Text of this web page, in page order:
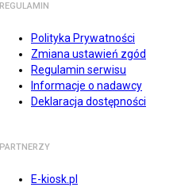
REGULAMIN
Polityka Prywatności
Zmiana ustawień zgód
Regulamin serwisu
Informacje o nadawcy
Deklaracja dostępności
PARTNERZY
E-kiosk.pl